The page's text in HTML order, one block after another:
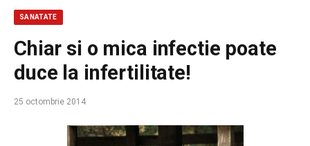
SANATATE
Chiar si o mica infectie poate
duce la infertilitate!
25 octombrie 2014